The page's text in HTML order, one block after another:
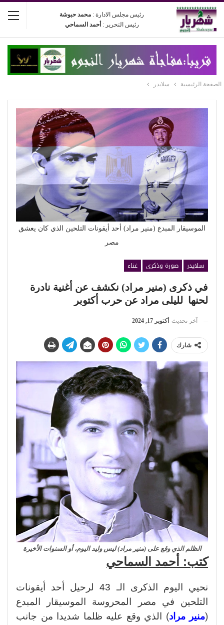
رئيس مجلس الادارة : محمد حبوشة
رئيس التحرير : أحمد السماحي
الصفحة الرئيسية سلايدر
الموسيقار المبدع (منير مراد) أحد أيقونات التلحين الذي كان يعشق
مصر
سلايدر صورة وذكرى
غناء
في ذكرى (منير مراد) نكشف عن أغنية نادرة
لحنها لليلى مراد عن حرب أكتوبر
آخر تحديث أكتوبر 17, 2024
شارك
الظلم الذي وقع على (منير مراد) ليس وليد اليوم، أو السنوات الأخيرة
كتب: أحمد السماحي
نحيي اليوم الذكرى الـ 43 لرحيل أحد أيقونات
التلحين في مصر المحروسة الموسيقار المبدع
(منير مراد) الذي وقع عليه ظلما شديدا من جانب